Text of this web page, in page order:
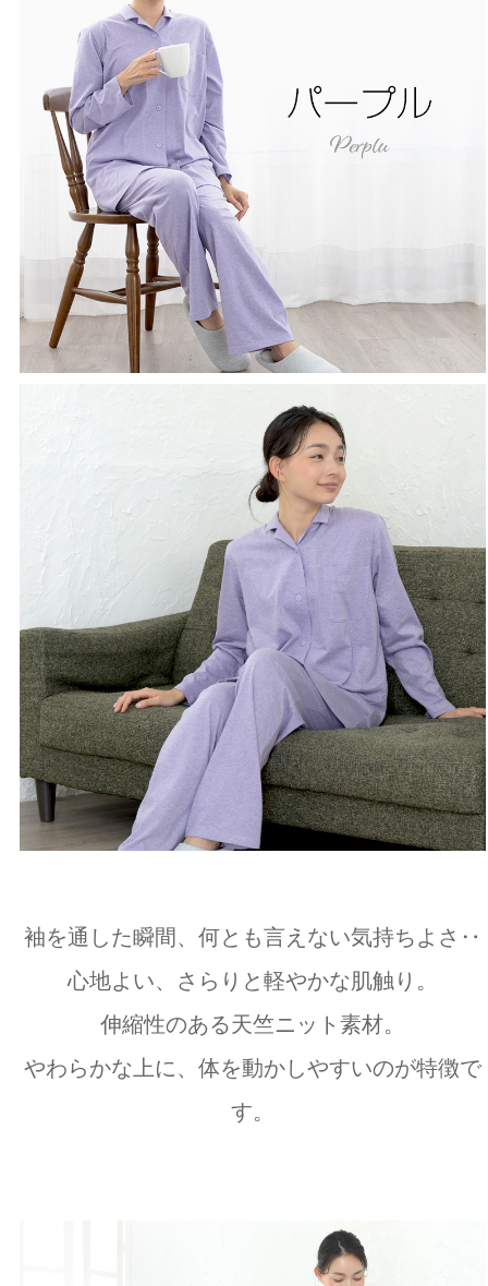
袖を通した瞬間、何とも言えない気持ちよさ‥
心地よい、さらりと軽やかな肌触り。
伸縮性のある天竺ニット素材。
やわらかな上に、体を動かしやすいのが特徴で
す。